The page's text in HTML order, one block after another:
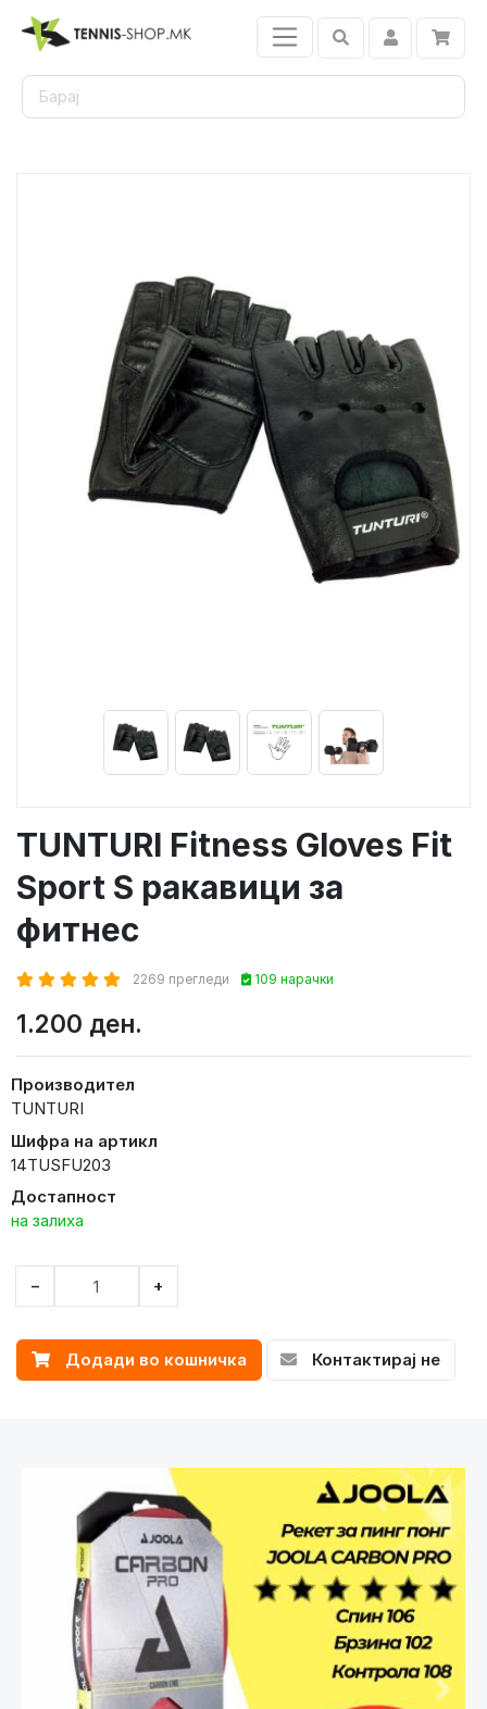
TUNTURI Fitness Gloves Fit
Sport S ракавици за
фитнес
2269 прегледи 109 нарачки
1.200 ден.
Производител
TUNTURI
Шифра на артикл
14TUSFU203
Достапност
на залиха
− +
Додади во кошничка Контактирај не
Претходно